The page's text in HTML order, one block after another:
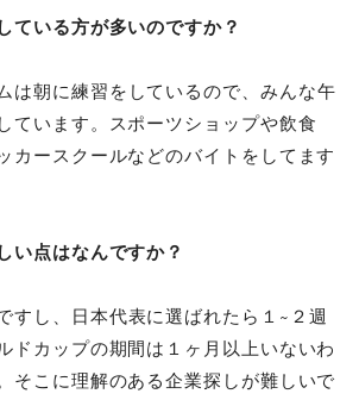
いる方が多いのですか？
は朝に練習をしているので、みんな午
ています。スポーツショップや飲食
カースクールなどのバイトをしてます
点はなんですか？
すし、日本代表に選ばれたら１~２週
ドカップの期間は１ヶ月以上いないわ
そこに理解のある企業探しが難しいで